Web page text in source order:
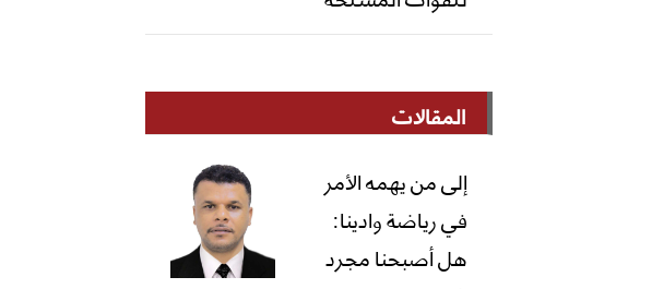
المقالات
إلى من يهمه الأمر
في رياضة وادينا:
هل أصبحنا مجرد